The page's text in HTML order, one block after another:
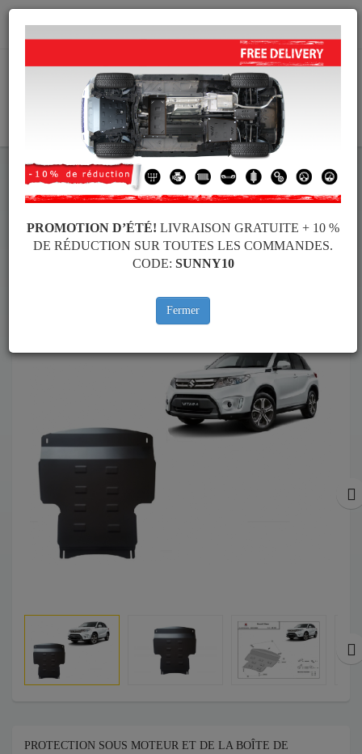
info@protectionsousmoteur.eu
Protection Sous Moteur Suzuki
Protection Sous Moteur Suzuki Vitara
Marques
Marques
PROTECTION SOUS MOTEUR ET DE LA BOÎTE DE
PROMOTION D’ÉTÉ! LIVRAISON GRATUITE + 10 %
DE RÉDUCTION SUR TOUTES LES COMMANDES.
CODE: SUNNY10
Fermer